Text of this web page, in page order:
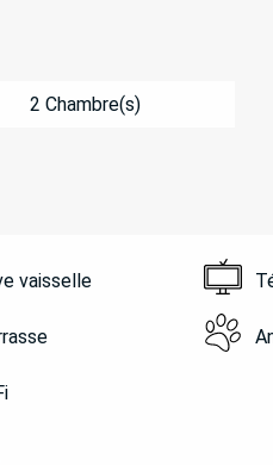
2 Chambre(s)
vaisselle